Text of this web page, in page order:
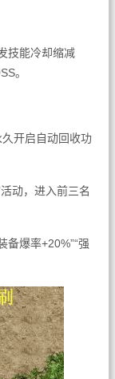
技能冷却缩减
。
开启自动回收功
动，进入前三名
备爆率+20%”“强